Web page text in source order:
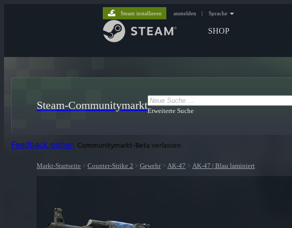
SHOP
Steam installieren anmelden | Sprache
Steam-CommunitymarktErweiterte Suche
Feedback geben Communitymarkt-Beta verlassen
Markt-Startseite > Counter-Strike 2 > Gewehr> AK-47 > AK-47 | Blau laminiert